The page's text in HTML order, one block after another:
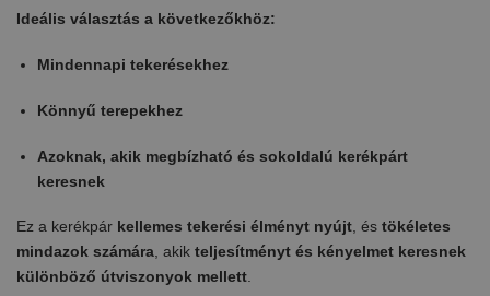
Ideális választás a következőkhöz:
Mindennapi tekerésekhez
Könnyű terepekhez
Azoknak, akik megbízható és sokoldalú kerékpárt
keresnek
Ez a kerékpár kellemes tekerési élményt nyújt, és tökéletes
mindazok számára, akik teljesítményt és kényelmet keresnek
különböző útviszonyok mellett.